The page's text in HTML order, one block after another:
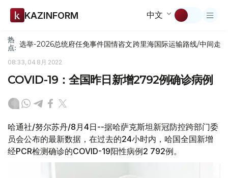
KAZINFORM 中文
热
点: 选举-2026总统府任免事件国情咨文跨里海国际运输路线/中间走廊
08:33, 04 8月 2022
COVID-19：全国昨日新增2792例确诊病例
哈通社/努尔苏丹/8月4日--据哈萨克斯坦新冠防控跨部门委
员会公布的最新数据，在过去的24小时内，哈国全国新增
经PCR检测确诊的COVID-19阳性病例2 792例。